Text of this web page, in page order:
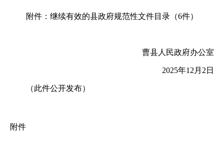
附件：继续有效的县政府规范性文件目录（6件）
曹县人民政府办公室
2025年12月2日
（此件公开发布）
附件